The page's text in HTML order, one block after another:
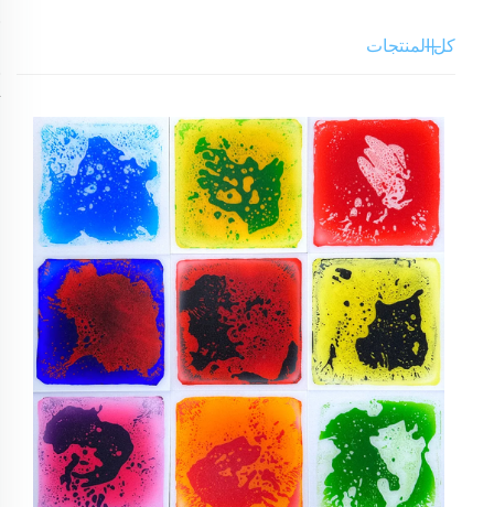
كل المنتجات